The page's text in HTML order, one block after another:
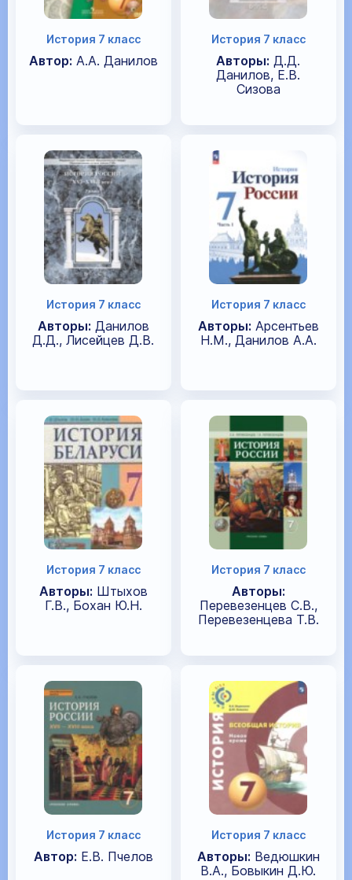
История 7 класс
Автор: А.А. Данилов
История 7 класс
Авторы: Д.Д.
Данилов, Е.В.
Сизова
История 7 класс
Авторы: Данилов
Д.Д., Лисейцев Д.В.
История 7 класс
Авторы: Арсентьев
Н.М., Данилов А.А.
История 7 класс
Авторы: Штыхов
Г.В., Бохан Ю.Н.
История 7 класс
Авторы:
Перевезенцев С.В.,
Перевезенцева Т.В.
История 7 класс
Автор: Е.В. Пчелов
История 7 класс
Авторы: Ведюшкин
В.А., Бовыкин Д.Ю.